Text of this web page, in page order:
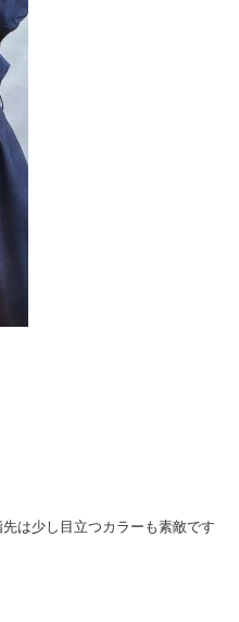
は少し目立つカラーも素敵です